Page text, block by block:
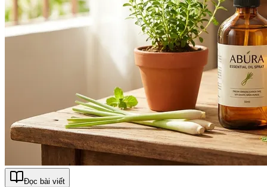
Đọc bài viết